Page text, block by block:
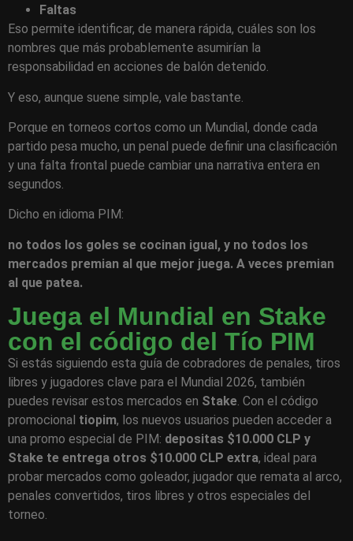
Faltas
Eso permite identificar, de manera rápida, cuáles son los
nombres que más probablemente asumirían la
responsabilidad en acciones de balón detenido.
Y eso, aunque suene simple, vale bastante.
Porque en torneos cortos como un Mundial, donde cada
partido pesa mucho, un penal puede definir una clasificación
y una falta frontal puede cambiar una narrativa entera en
segundos.
Dicho en idioma PIM:
no todos los goles se cocinan igual, y no todos los
mercados premian al que mejor juega. A veces premian
al que patea.
Juega el Mundial en Stake
con el código del Tío PIM
Si estás siguiendo esta guía de cobradores de penales, tiros
libres y jugadores clave para el Mundial 2026, también
puedes revisar estos mercados en Stake. Con el código
promocional tiopim, los nuevos usuarios pueden acceder a
una promo especial de PIM: depositas $10.000 CLP y
Stake te entrega otros $10.000 CLP extra, ideal para
probar mercados como goleador, jugador que remata al arco,
penales convertidos, tiros libres y otros especiales del
torneo.